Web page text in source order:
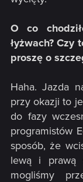
O co
łyżwach? Czy
proszę o
Haha. Jazda
przy okazji to
do fazy
programistów
sposób, że
lewą i prawą
mogliśmy